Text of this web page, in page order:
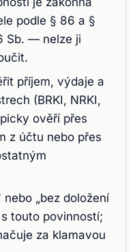
podle § 86 a §
Sb. — nelze ji
příjem, výdaje a
(BRKI, NRKI,
ověří přes
z účtu nebo přes
„bez doložení
touto povinností;
za klamavou